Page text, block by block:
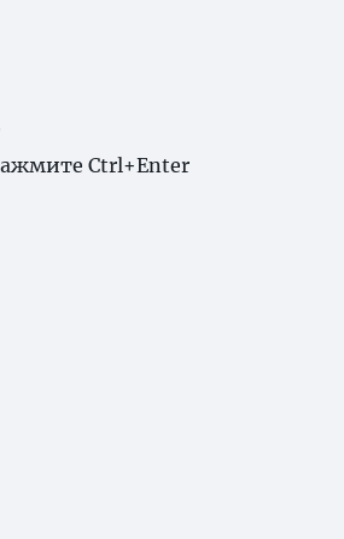
Ctrl+Enter